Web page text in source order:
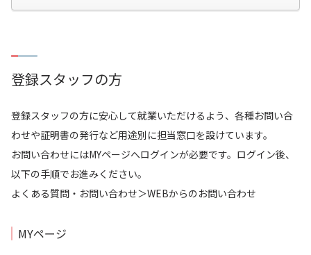
登録スタッフの方
登録スタッフの方に安心して就業いただけるよう、各種お問い合
わせや証明書の発行など用途別に担当窓口を設けています。
お問い合わせにはMYページへログインが必要です。ログイン後、
以下の手順でお進みください。
よくある質問・お問い合わせ＞WEBからのお問い合わせ
MYページ